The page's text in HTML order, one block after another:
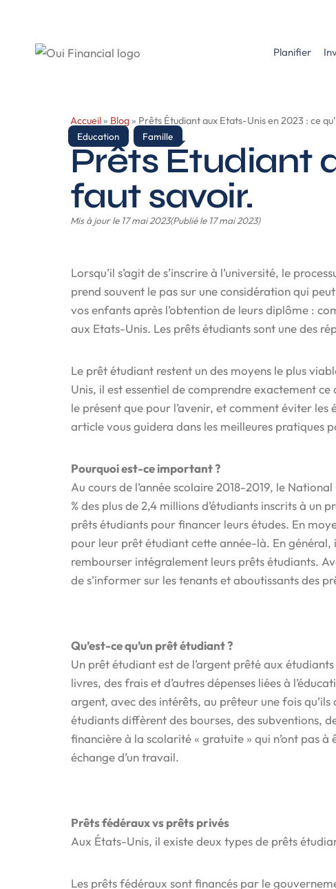
Planifier
Accueil » Blog » Prêts Étudiant aux Etats-Unis en 2023 : ce
Education
Famille
Prêts Étudiant
faut savoir.
Mis à jour le 17 mai 2023(Publié le 17 mai 2023)
Lorsqu’il s’agit de s’inscrire à l’université, le
prend souvent le pas sur une considération qui
vos enfants après l’obtention de leurs diplôme :
aux Etats-Unis. Les prêts étudiants sont une des
Le prêt étudiant restent un des moyens le plus
Unis, il est essentiel de comprendre exactement
le présent que pour l’avenir, et comment éviter
article vous guidera dans les meilleures pratiques
Pourquoi est-ce important ?
Au cours de l’année scolaire 2018-2019, le
% des plus de 2,4 millions d’étudiants inscrits à un
prêts étudiants pour financer leurs études. En
pour leur prêt étudiant cette année-là. En
rembourser intégralement leurs prêts étudiants.
de s’informer sur les tenants et aboutissants des
Qu’est-ce qu’un prêt étudiant ?
Un prêt étudiant est de l’argent prêté aux
livres, des frais et d’autres dépenses liées à
argent, avec des intérêts, au prêteur une fois
étudiants diffèrent des bourses, des subventions,
financière à la scolarité « gratuite » qui n’ont pas
échange d’un travail.
Prêts fédéraux vs prêts privés
Aux États-Unis, il existe deux types de prêts
Les prêts fédéraux sont financés par le